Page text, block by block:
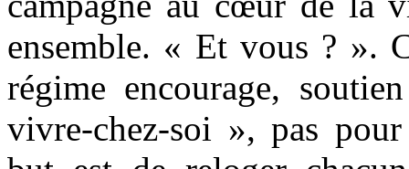
ensemble. « Et vous ? ».
régime encourage,
vivre-chez-soi », pas